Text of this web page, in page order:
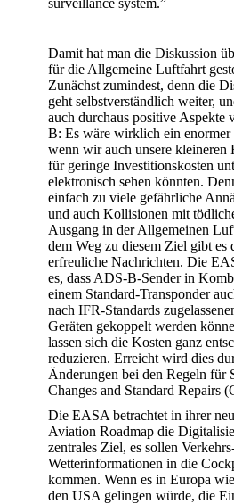
surveillance system.”
Damit hat man die Diskussion
für die Allgemeine Luftfahrt
Zunächst zumindest, denn die
geht selbstverständlich weiter,
auch durchaus positive Aspekte
B: Es wäre wirklich ein
wenn wir auch unsere kleineren
für geringe Investitionskosten
elektronisch sehen könnten.
einfach zu viele gefährliche
und auch Kollisionen mit
Ausgang in der Allgemeinen
dem Weg zu diesem Ziel gibt es
erfreuliche Nachrichten. Die
es, dass ADS-B-Sender in
einem Standard-Transponder
nach IFR-Standards
Geräten gekoppelt werden
lassen sich die Kosten ganz
reduzieren. Erreicht wird dies
Änderungen bei den Regeln für
Changes and Standard Repairs
Die EASA betrachtet in ihrer
Aviation Roadmap die
zentrales Ziel, es sollen
Wetterinformationen in die
kommen. Wenn es in Europa
den USA gelingen würde, die